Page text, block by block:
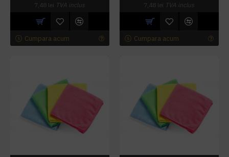
7,48 lei TVA inclus
Cumpara acum
7,48 lei TVA inclus
Cumpara acum